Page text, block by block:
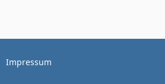
Impressum